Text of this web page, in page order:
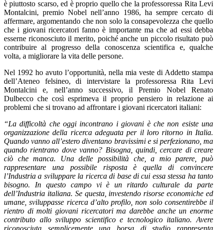
è piuttosto scarso, ed è proprio quello che la professoressa Rita Levi
Montalcini, premio Nobel nell’anno 1986, ha sempre cercato di
affermare, argomentando che non solo la consapevolezza che quello
che i giovani ricercatori fanno è importante ma che ad essi debba
esserne riconosciuto il merito, poiché anche un piccolo risultato può
contribuire al progresso della conoscenza scientifica e, qualche
volta, a migliorare la vita delle persone.
Nel 1992 ho avuto l’opportunità, nella mia veste di Addetto stampa
dell’Ateneo felsineo, di intervistare la professoressa Rita Levi
Montalcini e, nell’anno successivo, il Premio Nobel Renato
Dulbecco che così esprimeva il proprio pensiero in relazione ai
problemi che si trovano ad affrontare i giovani ricercatori italiani:
“La difficoltà che oggi incontrano i giovani è che non esiste una
organizzazione della ricerca adeguata per il loro ritorno in Italia.
Quando vanno all’estero diventano bravissimi e si perfezionano, ma
quando rientrano dove vanno? Bisogna, quindi, cercare di creare
ciò che manca. Una delle possibilità che, a mio parere, può
rappresentare una possibile risposta è quella di convincere
l’Industria a sviluppare la ricerca di base di cui essa stessa ha tanto
bisogno. In questo campo vi è un ritardo culturale da parte
dell’Industria italiana. Se questa, investendo risorse economiche ed
umane, sviluppasse ricerca d’alto profilo, non solo consentirebbe il
rientro di molti giovani ricercatori ma darebbe anche un enorme
contributo allo sviluppo scientifico e tecnologico italiano. Avere
riconosciuta semplicemente una borsa di studio rappresenta